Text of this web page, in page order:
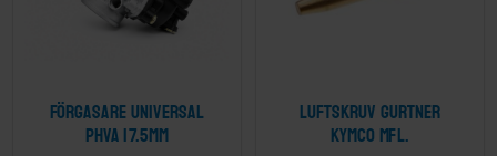
Förgasare Universal
PHVA 17.5mm
Luftskruv Gurtner
Kymco mfl.